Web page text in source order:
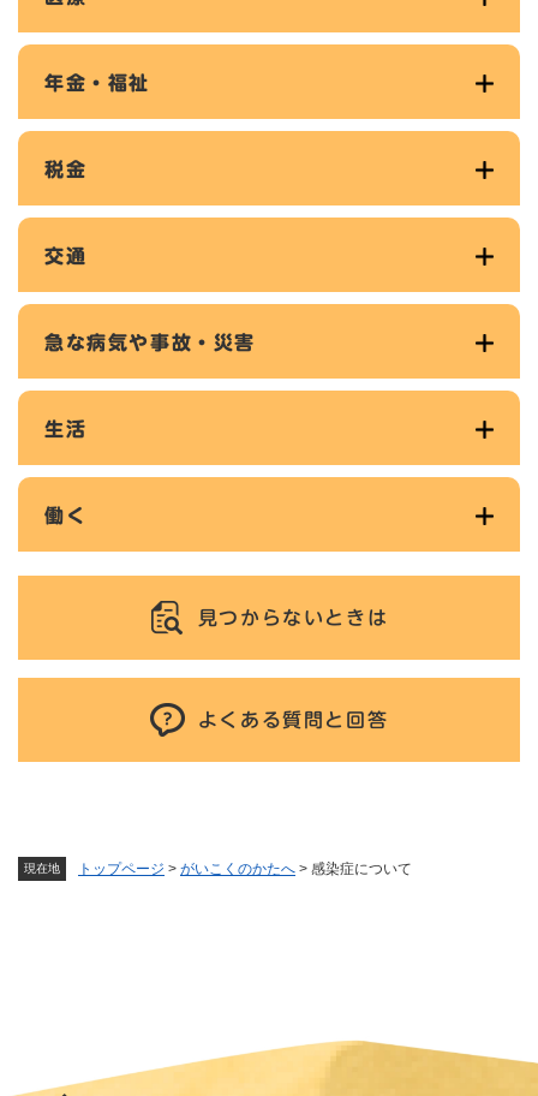
現在地 トップページ > がいこくのかたへ > 感染症について
年金・福祉
税金
交通
急な病気や事故・災害
生活
働く
見つからないときは
よくある質問と回答